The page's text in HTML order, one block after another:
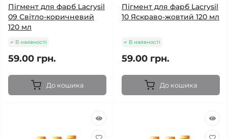
Пігмент для фарб Lacrysil
09 Світло-коричневий
120 мл
В наявності
59.00 грн.
До кошика
Пігмент для фарб Lacrysil
10 Яскраво-жовтий 120 мл
В наявності
59.00 грн.
До кошика